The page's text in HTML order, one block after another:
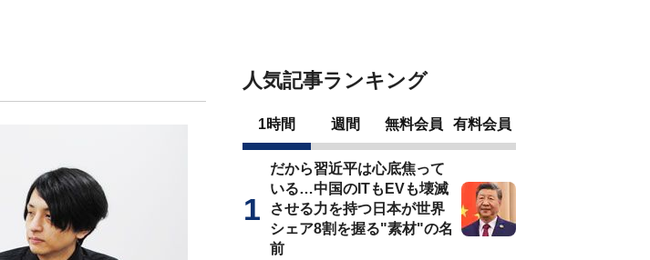
人気記事ランキング
1時間 週間 無料会員 有料会員
だから習近平は心底焦って
いる…中国のITもEVも壊滅
させる力を持つ日本が世界
シェア8割を握る"素材"の名
前